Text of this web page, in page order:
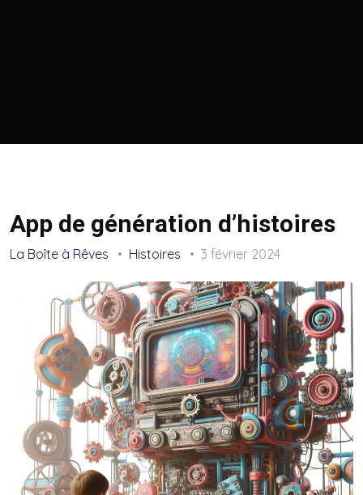
App de génération d’histoires
La Boîte à Rêves Histoires 3 février 2024